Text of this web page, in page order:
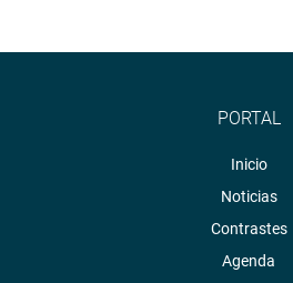
PORTAL
Inicio
Noticias
Contrastes
Agenda